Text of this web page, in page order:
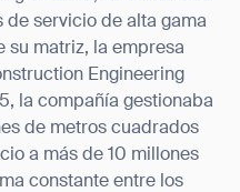
de servicio de alta gama
su matriz, la empresa
Engineering
la compañía gestionaba
de metros cuadrados
a más de 10 millones
constante entre los